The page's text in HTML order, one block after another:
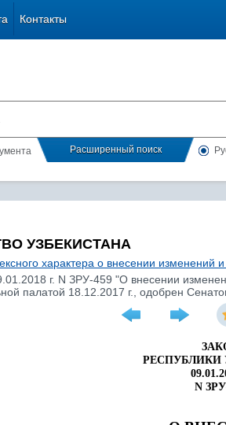
Контакты
Расширенный поиск
УЗБЕКИСТАНА
характера о внесении изменений
г. N ЗРУ-459 "О внесении
палатой 18.12.2017 г., одобрен
РЕСПУБЛИКИ
N